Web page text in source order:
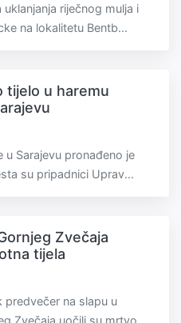
riječnog mulja i
na lokalitetu Bentb...
tijelo u haremu
u Sarajevu pronađeno je
su pripadnici Uprav...
Zvečaja
tijela
predvečer na slapu u
Zvečaja uočili su mrtvo...